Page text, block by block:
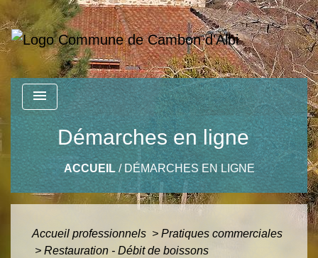
menu
Démarches en ligne
ACCUEIL/ DÉMARCHES EN LIGNE
Accueil professionnels > Pratiques commerciales
> Restauration - Débit de boissons